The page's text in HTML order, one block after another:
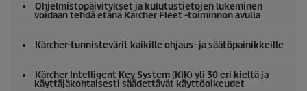
Ohjelmistopäivitykset ja kulutustietojen lukeminen
voidaan tehdä etänä Kärcher Fleet -toiminnon avulla
Kärcher-tunnistevärit kaikille ohjaus- ja säätöpainikkeille
Kärcher Intelligent Key System (KIK) yli 30 eri kieltä ja
käyttäjäkohtaisesti säädettävät käyttöoikeudet